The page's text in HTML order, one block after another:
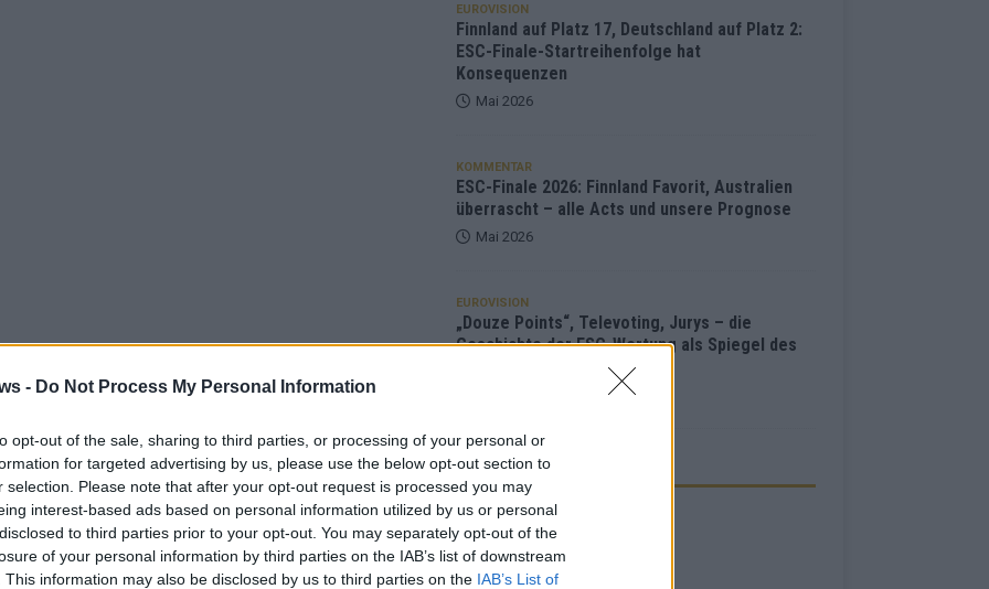
- Do Not Process My Personal Information
opt-out of the sale, sharing to third parties, or processing of your personal or
for targeted advertising by us, please use the below opt-out section to
selection. Please note that after your opt-out request is processed you may
interest-based ads based on personal information utilized by us or personal
to third parties prior to your opt-out. You may separately opt-out of the
of your personal information by third parties on the IAB’s list of downstream
This information may also be disclosed by us to third parties on the IAB’s List of
EUROVISION
Finnland auf Platz 17, Deutschland auf Platz 2:
ESC-Finale-Startreihenfolge hat
Konsequenzen
Mai 2026
KOMMENTAR
ESC-Finale 2026: Finnland Favorit, Australien
überrascht – alle Acts und unsere Prognose
Mai 2026
EUROVISION
„Douze Points“, Televoting, Jurys – die
Geschichte der ESC-Wertung als Spiegel des
ANZEIGE